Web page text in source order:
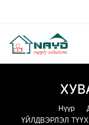
Нүүр
ҮЙЛДВЭРЛЭЛ